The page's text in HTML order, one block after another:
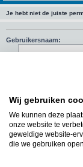
Wij gebruiken
We kunnen deze
onze website te
geweldige website-
die we gebruiken
Je hebt niet de juiste
Gebruikersnaam:
Mij deze sessie